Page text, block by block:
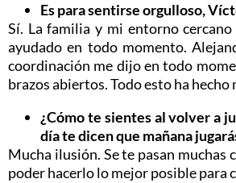
Es para sentirse orgulloso,
Sí. La familia y mi entorno
ayudado en todo momento.
coordinación me dijo en todo
brazos abiertos. Todo esto ha hecho
¿Cómo te sientes al volver a
día te dicen que mañana
Mucha ilusión. Se te pasan muchas
poder hacerlo lo mejor posible para